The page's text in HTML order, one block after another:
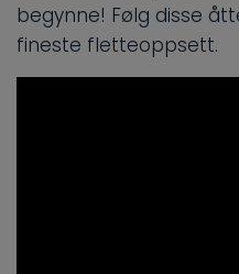
begynne! Følg disse
fineste fletteoppsett.